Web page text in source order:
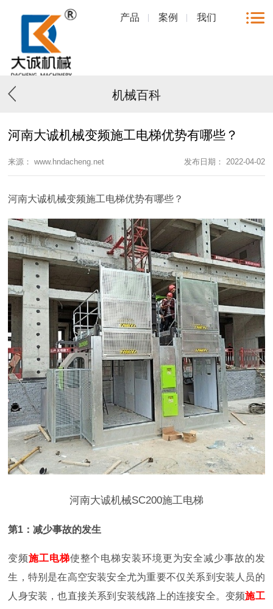
产品 案例 我们
机械百科
河南大诚机械变频施工电梯优势有哪些？
来源： www.hndacheng.net 发布日期： 2022-04-02
河南大诚机械变频施工电梯优势有哪些？
河南大诚机械SC200施工电梯
第1：减少事故的发生
变频施工电梯使整个电梯安装环境更为安全减少事故的发
生，特别是在高空安装安全尤为重要不仅关系到安装人员的
人身安装，也直接关系到安装线路上的连接安全。 变频施工